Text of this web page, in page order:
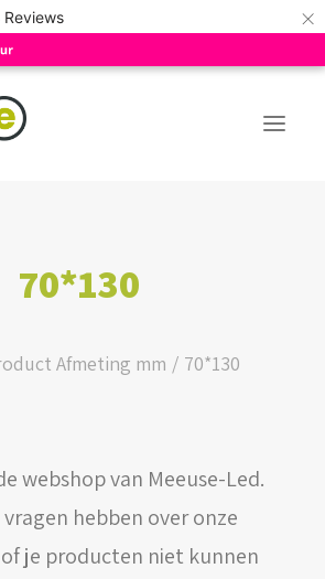
Reviews ×
70*130
Afmeting mm 70*130
webshop van Meeuse-Led.
hebben over onze
je producten niet kunnen